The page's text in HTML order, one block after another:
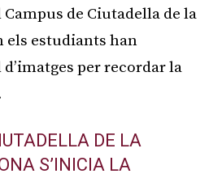
de Ciutadella de la
els estudiants han
per recordar la
DE LA
S’INICIA LA